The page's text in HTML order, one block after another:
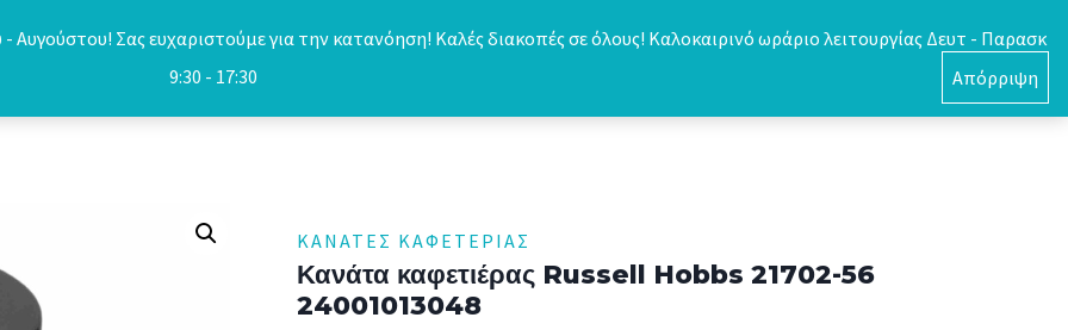
Σας ευχαριστούμε για την κατανόηση! Καλές διακοπές σε όλους! Καλοκαιρινό ωράριο λειτουργίας Δευτ - Παρασκ
9:30 - 17:30
Απόρριψη
0
ΚΑΝΆΤΕΣ ΚΑΦΕΤΈΡΙΑΣ
Κανάτα καφετιέρας Russell Hobbs 21702-56
24001013048